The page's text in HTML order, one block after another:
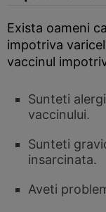
Exista oameni
impotriva
vaccinul
Sunteti
vaccinului.
Sunteti
insarcinata.
Aveti